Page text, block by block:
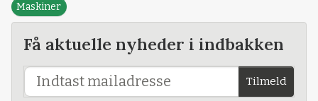
Maskiner
Få aktuelle nyheder i indbakken
Tilmeld